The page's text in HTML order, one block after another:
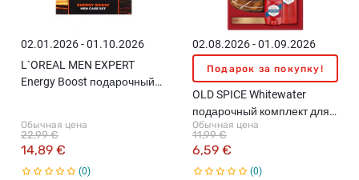
02.01.2026 - 01.10.2026
L`OREAL MEN EXPERT
Energy Boost подарочный
Обычная цена
14,89 €
22,99 €
0
02.08.2026 - 01.09.2026
Подарок за покупку!
OLD SPICE Whitewater
подарочный комплект для
мужчин
Обычная цена
6,59 €
11,99 €
0